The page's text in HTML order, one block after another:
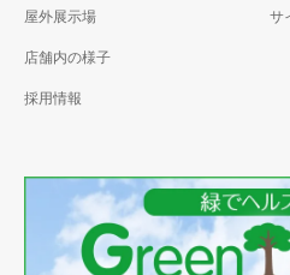
屋外展示場
店舗内の様子
採用情報
サ